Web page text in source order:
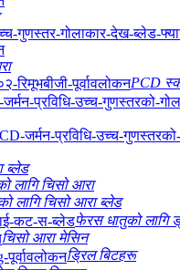
PCD
ब्लेड
लागि चिसो आरा
लागि चिसो आरा ब्लेड
फेरस धातुको लागि
चिसो आरा मेसिन
ड्रिल बिटहरू